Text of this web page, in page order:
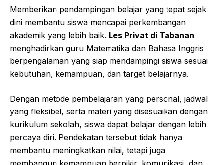
Memberikan pendampingan belajar yang tepat sejak
dini membantu siswa mencapai perkembangan
akademik yang lebih baik. Les Privat di Tabanan
menghadirkan guru Matematika dan Bahasa Inggris
berpengalaman yang siap mendampingi siswa sesuai
kebutuhan, kemampuan, dan target belajarnya.
Dengan metode pembelajaran yang personal, jadwal
yang fleksibel, serta materi yang disesuaikan dengan
kurikulum sekolah, siswa dapat belajar dengan lebih
percaya diri. Pendekatan tersebut tidak hanya
membantu meningkatkan nilai, tetapi juga
membangun kemampuan berpikir, komunikasi, dan